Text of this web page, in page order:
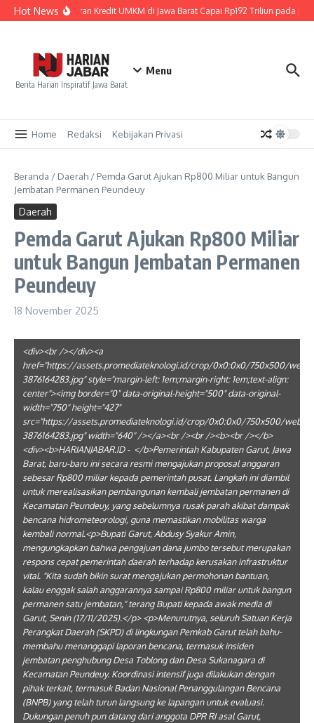
Lewati ke konten
Hot NewsPenyaluran Kredit UMKM di Jawa Barat Capai Rp192 Triliun pada Juni
Berita Harian Inspiratif Jawa Barat
Menu
Home Redaksi Kebijakan Privasi
Beranda / Daerah / Pemda Garut Ajukan Rp800 Miliar untuk Bangun
Jembatan Permanen Peundeuy
Daerah
Pemda Garut Ajukan Rp800 Miliar
untuk Bangun Jembatan Permanen
Peundeuy
18 November 2025
<div><br /></div><a
href="https://assets.promediateknologi.id/crop/0x0:0x0/750x500/
3876164283.jpg" style="margin-left: 1em;margin-right: 1em;text-align:
center"><img border="0" data-original-height="500" data-original-
width="750" height="427"
src="https://assets.promediateknologi.id/crop/0x0:0x0/750x500/
3876164283.jpg" width="640" /></a><br /><br /><b><br /></b>
<div><b>HARIANJABAR.ID - </b>Pemerintah Kabupaten Garut, Jawa
Barat, baru-baru ini secara resmi mengajukan proposal anggaran
sebesar Rp800 miliar kepada pemerintah pusat. Langkah ini diambil
untuk merealisasikan pembangunan kembali jembatan permanen di
Kecamatan Peundeuy, yang sebelumnya rusak parah akibat dampak
bencana hidrometeorologi, guna memastikan mobilitas warga
kembali normal.<p>Bupati Garut, Abdusy Syakur Amin,
mengungkapkan bahwa pengajuan dana jumbo tersebut merupakan
respons cepat pemerintah daerah terhadap kerusakan infrastruktur
vital. "Kita sudah bikin surat mengajukan permohonan bantuan,
kalau enggak salah anggarannya sampai Rp800 miliar untuk bangun
permanen satu jembatan," terang Bupati kepada awak media di
Garut, Senin (17/11/2025).</p> <p>Menurutnya, seluruh Satuan Kerja
Perangkat Daerah (SKPD) di lingkungan Pemkab Garut telah bahu-
membahu menanggapi laporan bencana, termasuk insiden
jembatan penghubung Desa Toblong dan Desa Sukanagara di
Kecamatan Peundeuy. Koordinasi intensif juga dilakukan dengan
pihak terkait, termasuk Badan Nasional Penanggulangan Bencana
(BNPB) yang telah turun langsung ke lapangan untuk evaluasi.
Dukungan penuh pun datang dari anggota DPR RI asal Garut,